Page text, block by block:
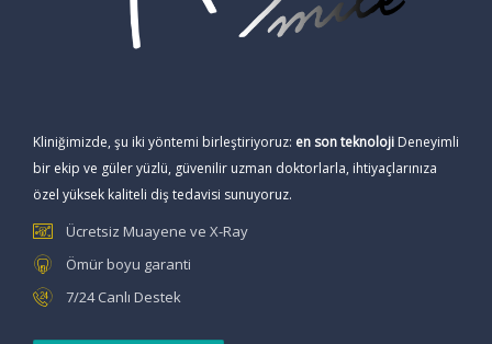
Kliniğimizde, şu iki yöntemi birleştiriyoruz: en son teknoloji Deneyimli
bir ekip ve güler yüzlü, güvenilir uzman doktorlarla, ihtiyaçlarınıza
özel yüksek kaliteli diş tedavisi sunuyoruz.
Ücretsiz Muayene ve X-Ray
Ömür boyu garanti
7/24 Canlı Destek